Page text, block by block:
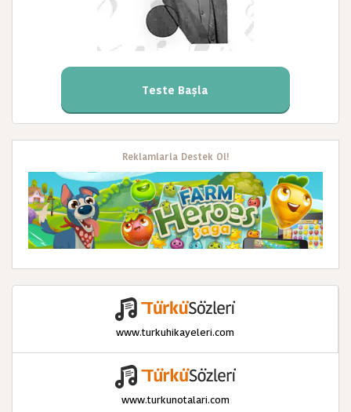
Teste Başla
Reklamlarla Destek Ol!
www.turkuhikayeleri.com
www.turkunotalari.com